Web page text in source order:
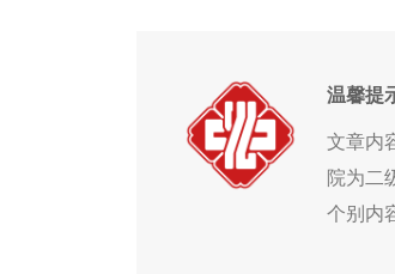
温馨提
文章内
院为二
个别内